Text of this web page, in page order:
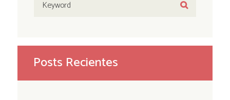
Posts Recientes